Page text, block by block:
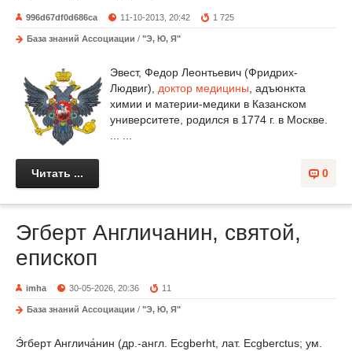
996d67df0d686ca 11-10-2013, 20:42 1 725
База знаний Ассоциации / "Э, Ю, Я"
Эвест, Федор Леонтьевич (Фридрих-
Людвиг), доктор медицины , адъюнкта
химии и материи-медики в Казанском
университете, родился в 1774 г. в Москве.
0
Читать ...
Эгберт Англичанин, святой,
епископ
imha 30-05-2026, 20:36 11
База знаний Ассоциации / "Э, Ю, Я"
Э́гберт Англича́нин (др.-англ. Ecgberht, лат. Ecgberctus; ум.